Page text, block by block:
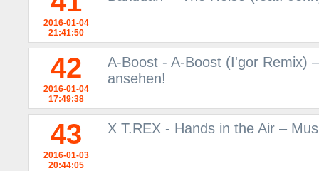
2016-01-04
21:41:50
42
2016-01-04
17:49:38
A-Boost - A-Boost (I'gor Remix)
ansehen!
43
2016-01-03
20:44:05
X T.REX - Hands in the Air –